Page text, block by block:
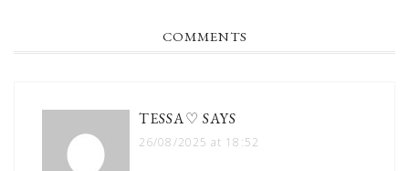
COMMENTS
TESSA♡ SAYS
26/08/2025 at 18:52